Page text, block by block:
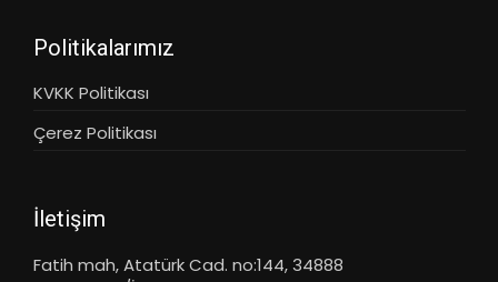
Politikalarımız
KVKK Politikası
Çerez Politikası
İletişim
Fatih mah, Atatürk Cad. no:144, 34888